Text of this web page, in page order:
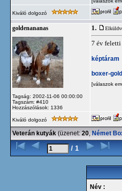
Kiváló dolgozó
goldenananas
Tagság: 2002-11-06 00:00:00
Tagszám: #410
Hozzászólások: 1336
1.
7 év feletti
képtáram
boxer-
[válaszok
Kiváló dolgozó
Veterán kutyák (üzenet: 20, Német
/ 1
Név :